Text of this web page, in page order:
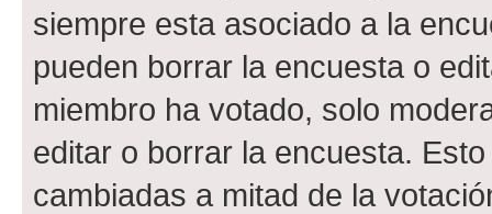
siempre esta asociado a la
pueden borrar la encuesta o
miembro ha votado, solo
editar o borrar la encuesta.
cambiadas a mitad de la